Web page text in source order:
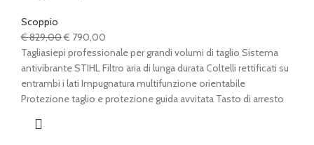
Scoppio
€829,00Il
prezzo
originale
era:
€ 829,00.
€ 790,00
prezzo
attuale
è:
€ 790,00.
Tagliasiepi professionale per grandi volumi di taglio Sistema
antivibrante STIHL Filtro aria di lunga durata Coltelli rettificati su
entrambi i lati Impugnatura multifunzione orientabile
Protezione taglio e protezione guida avvitata Tasto di arresto